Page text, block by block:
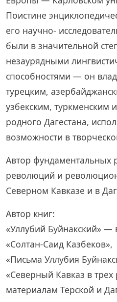
Поистине
его научно-
были в значительной
незаурядными
способностями — он
турецким,
узбекским, туркменским
родного Дагестана,
возможности в
Автор фундаментальных
революций и
Северном Кавказе и в
Автор книг:
«Уллубий Буйнакский» —
«Солтан-Саид Казбеков»,
«Письма Уллубия
«Северный Кавказ в
материалам Терской и